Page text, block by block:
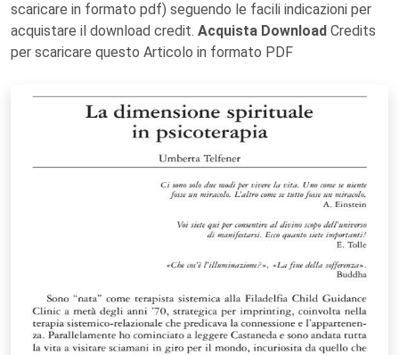
scaricare in formato pdf) seguendo le facili indicazioni per
acquistare il download credit. Acquista Download Credits
per scaricare questo Articolo in formato PDF